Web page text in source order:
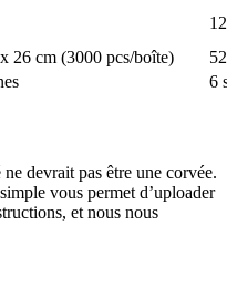
:
gros à partir de
serviettes pour refléter la
chaque opportunité de vous
votre entreprise. C’est
– sous
simple, garantissant à
26 cm (3000 pcs/boîte)
6
devrait pas être une corvée.
vous permet d’uploader
et nous nous